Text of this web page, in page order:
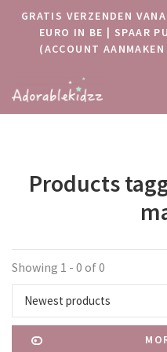
GRATIS VERZENDEN
EURO IN BE | SPAAR
(ACCOUNT
Products
Showing 1 - 0 of 0
Newest products